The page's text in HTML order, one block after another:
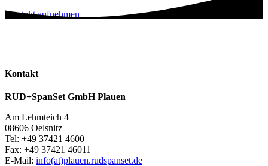
Kontakt aufnehmen
Kontakt
RUD+SpanSet GmbH Plauen
Am Lehmteich 4
08606 Oelsnitz
Tel: +49 37421 4600
Fax: +49 37421 46011
E-Mail: info(at)plauen.rudspanset.de